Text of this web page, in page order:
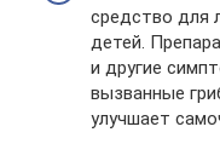
средство для
детей.
и другие
вызванные
улучшает